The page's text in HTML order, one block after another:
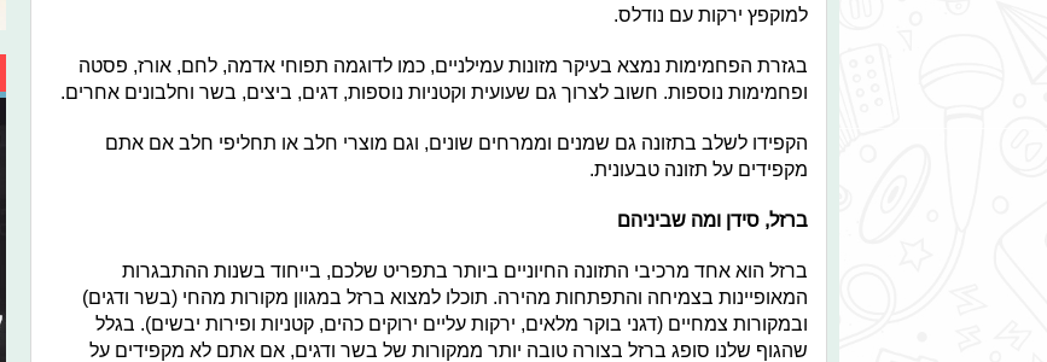
למוקפץ ירקות עם נודלס.
בגזרת הפחמימות נמצא בעיקר מזונות עמילניים, כמו לדוגמה תפוחי אדמה, לחם, אורז, פסטה
ופחמימות נוספות. חשוב לצרוך גם שעועית וקטניות נוספות, דגים, ביצים, בשר וחלבונים אחרים.
הקפידו לשלב בתזונה גם שמנים וממרחים שונים, וגם מוצרי חלב או תחליפי חלב אם אתם
מקפידים על תזונה טבעונית.
ברזל, סידן ומה שביניהם
ברזל הוא אחד מרכיבי התזונה החיוניים ביותר בתפריט שלכם, בייחוד בשנות ההתבגרות
המאופיינות בצמיחה והתפתחות מהירה. תוכלו למצוא ברזל במגוון מקורות מהחי (בשר ודגים)
ובמקורות צמחיים (דגני בוקר מלאים, ירקות עליים ירוקים כהים, קטניות ופירות יבשים). בגלל
שהגוף שלנו סופג ברזל בצורה טובה יותר ממקורות של בשר ודגים, אם אתם לא מקפידים על